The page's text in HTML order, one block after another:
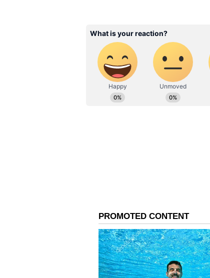
తూప్రాన్‌లోని గద్దర్ ఇల్లు..
అయితే విఠల్ రావు.. నిజామాబాద్,
ఇంజనీరింగ్ పూర్తి చేశారు. తొలుత